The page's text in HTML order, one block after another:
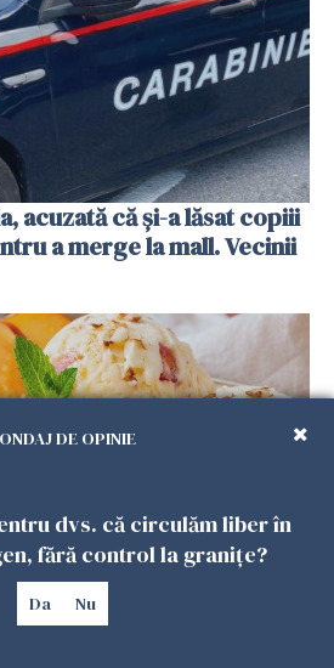
acuzată că și-a lăsat copiii
a merge la mall. Vecinii
cu nectarine care
fără aparat, gata din
DE OPINIE
dvs. că circulăm liber în
fără control la granițe?
Da Nu